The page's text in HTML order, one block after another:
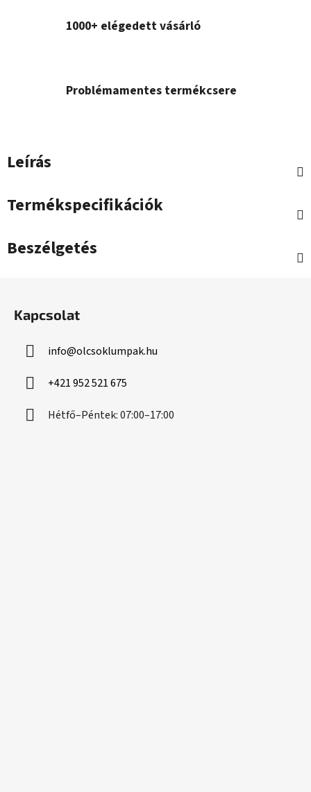
1000+ elégedett vásárló
Problémamentes termékcsere
Leírás
Termékspecifikációk
Beszélgetés
Kapcsolat
info@olcsoklumpak.hu
+421 952 521 675
Hétfő–Péntek: 07:00–17:00